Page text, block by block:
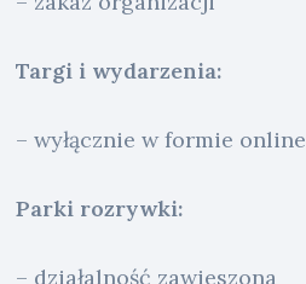
Targi i wydarzenia:
– wyłącznie w formie online
Parki rozrywki:
– działalność zawieszona